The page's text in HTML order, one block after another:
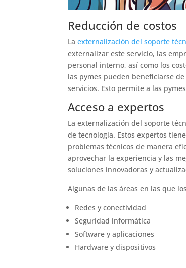
Reducción de costos
Laexternalización del soporte
externalizar este servicio, las
personal interno, así como los
las pymes pueden beneficiarse
servicios. Esto permite a las
Acceso a expertos
La externalización del soporte
de tecnología. Estos expertos
problemas técnicos de manera
aprovechar la experiencia y las
soluciones innovadoras y
Algunas de las áreas en las que
Redes y conectividad
Seguridad informática
Software y aplicaciones
Hardware y dispositivos